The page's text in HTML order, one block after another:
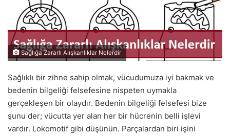
Sağlığa Zararlı Alışkanlıklar Nelerdir
Sağlıklı bir zihne sahip olmak, vücudumuza iyi bakmak ve
bedenin bilgeliği felsefesine nispeten uymakla
gerçekleşen bir olaydır. Bedenin bilgeliği felsefesi bize
şunu der; vücutta yer alan her bir hücrenin belli işlevi
vardır. Lokomotif gibi düşünün. Parçalardan biri işini